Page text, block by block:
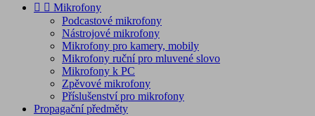
  Mikrofony
Podcastové mikrofony
Nástrojové mikrofony
Mikrofony pro kamery, mobily
Mikrofony ruční pro mluvené slovo
Mikrofony k PC
Zpěvové mikrofony
Příslušenství pro mikrofony
Propagační předměty